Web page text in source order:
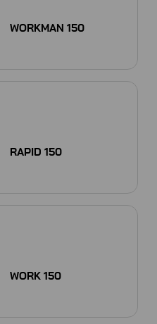
WORKMAN 150
RAPID 150
WORK 150